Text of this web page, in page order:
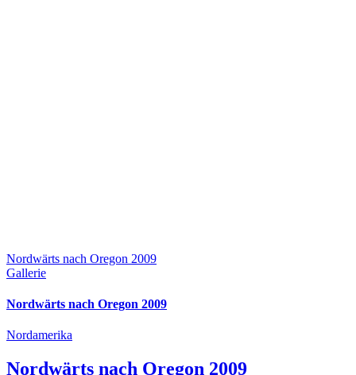
Nordwärts nach Oregon 2009
Gallerie
Nordwärts nach Oregon 2009
Nordamerika
Nordwärts nach Oregon 2009